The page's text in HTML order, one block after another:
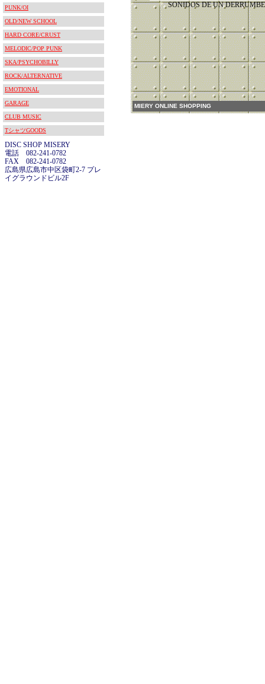
PUNK/OI
OLD/NEW SCHOOL
HARD CORE/CRUST
MELODIC/POP PUNK
SKA/PSYCHOBILLY
ROCK/ALTERNATIVE
EMOTIONAL
GARAGE
CLUB MUSIC
TシャツGOODS
DISC SHOP MISERY
電話 082-241-0782
FAX 082-241-0782
広島県広島市中区袋町2-7 プレ
イグラウンドビル2F
SONIDOS DE UN
MIERY ONLINE SHOPPING